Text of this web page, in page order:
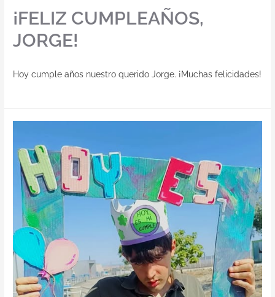
¡FELIZ CUMPLEAÑOS,
JORGE!
Hoy cumple años nuestro querido Jorge. ¡Muchas felicidades!